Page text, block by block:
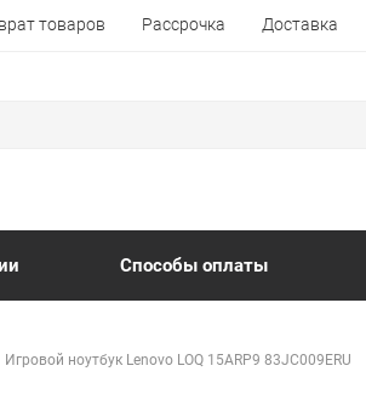
товаров Рассрочка Доставка
Способы оплаты
Игровой ноутбук Lenovo LOQ 15ARP9 83JC009ERU